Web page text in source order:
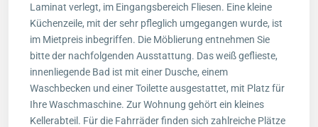
Laminat verlegt, im Eingangsbereich Fliesen. Eine kleine
Küchenzeile, mit der sehr pfleglich umgegangen wurde, ist
im Mietpreis inbegriffen. Die Möblierung entnehmen Sie
bitte der nachfolgenden Ausstattung. Das weiß geflieste,
innenliegende Bad ist mit einer Dusche, einem
Waschbecken und einer Toilette ausgestattet, mit Platz für
Ihre Waschmaschine. Zur Wohnung gehört ein kleines
Kellerabteil. Für die Fahrräder finden sich zahlreiche Plätze